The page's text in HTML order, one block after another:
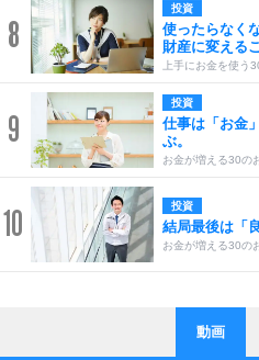
8
投資
使ったらなく
財産に変える
上手にお金を使う
9
投資
仕事は「お金
ぶ。
お金が増える30の
10 投資
結局最後は「
お金が増える30の
ストレス対策
動画